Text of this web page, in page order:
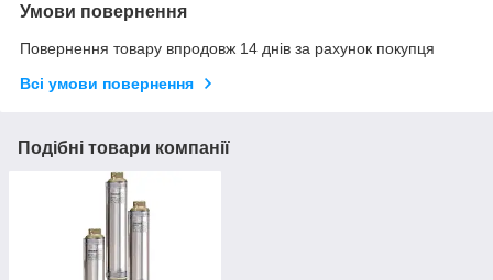
Умови повернення
Повернення товару впродовж 14 днів за рахунок покупця
Всі умови повернення
Подібні товари компанії